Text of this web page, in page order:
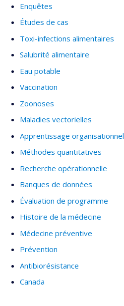
Enquêtes
Études de cas
Toxi-infections alimentaires
Salubrité alimentaire
Eau potable
Vaccination
Zoonoses
Maladies vectorielles
Apprentissage organisationnel
Méthodes quantitatives
Recherche opérationnelle
Banques de données
Évaluation de programme
Histoire de la médecine
Médecine préventive
Prévention
Antibiorésistance
Canada